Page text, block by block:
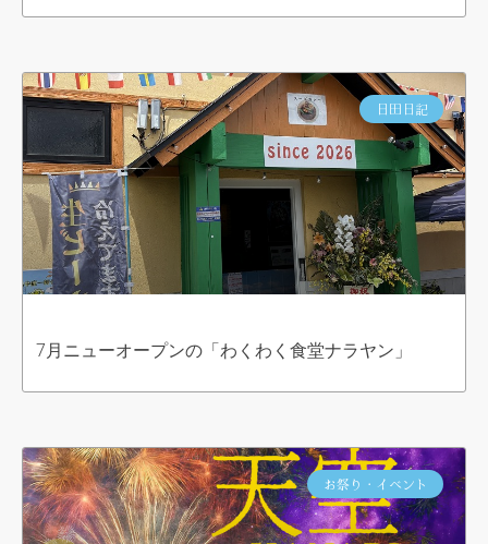
日田日記
7月ニューオープンの「わくわく食堂ナラヤン」
お祭り・イベント